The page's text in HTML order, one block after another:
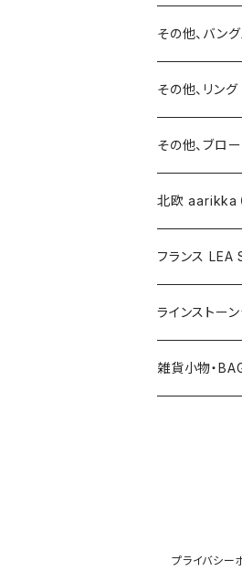
15号以上
ピアス
イヤリング
ブローチ
その他
バングル・ブレ
ブローチ
ネックレス
イヤリング
その他、バング
その他、リング
その他、ブロ
北欧 aarikka（
フランス LEA
ラインストー
雑貨小物・
プライバシー